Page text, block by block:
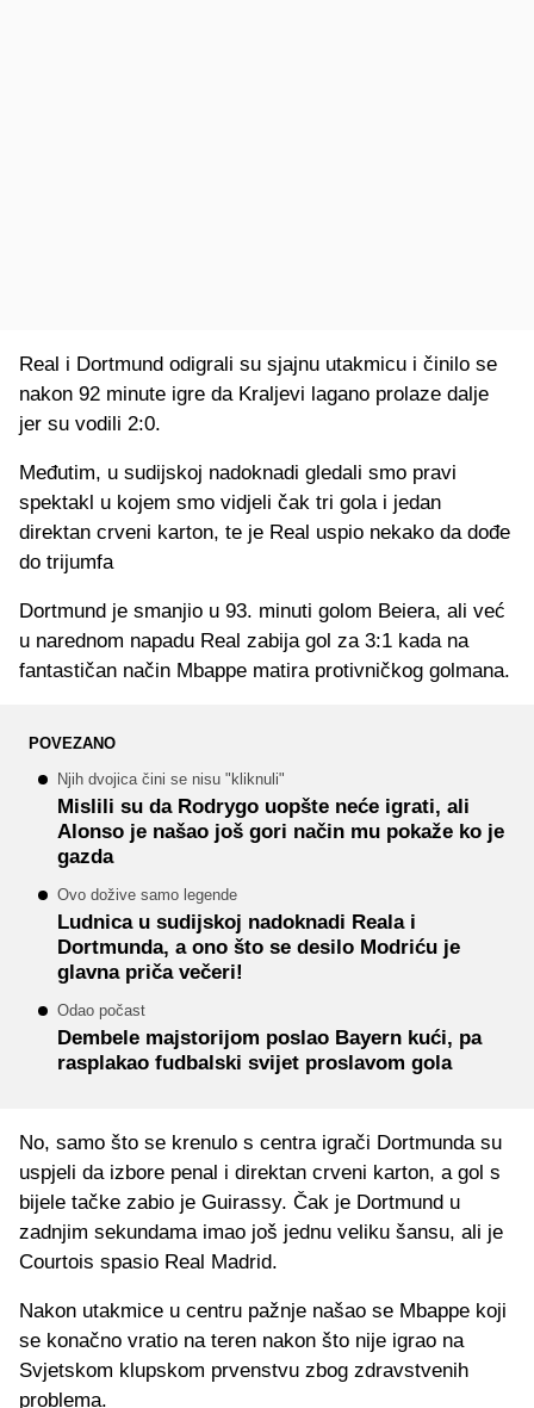
Real i Dortmund odigrali su sjajnu utakmicu i činilo se
nakon 92 minute igre da Kraljevi lagano prolaze dalje
jer su vodili 2:0.
Međutim, u sudijskoj nadoknadi gledali smo pravi
spektakl u kojem smo vidjeli čak tri gola i jedan
direktan crveni karton, te je Real uspio nekako da dođe
do trijumfa
Dortmund je smanjio u 93. minuti golom Beiera, ali već
u narednom napadu Real zabija gol za 3:1 kada na
fantastičan način Mbappe matira protivničkog golmana.
POVEZANO
Njih dvojica čini se nisu "kliknuli"
Mislili su da Rodrygo uopšte neće igrati, ali
Alonso je našao još gori način mu pokaže ko je
gazda
Ovo dožive samo legende
Ludnica u sudijskoj nadoknadi Reala i
Dortmunda, a ono što se desilo Modriću je
glavna priča večeri!
Odao počast
Dembele majstorijom poslao Bayern kući, pa
rasplakao fudbalski svijet proslavom gola
No, samo što se krenulo s centra igrači Dortmunda su
uspjeli da izbore penal i direktan crveni karton, a gol s
bijele tačke zabio je Guirassy. Čak je Dortmund u
zadnjim sekundama imao još jednu veliku šansu, ali je
Courtois spasio Real Madrid.
Nakon utakmice u centru pažnje našao se Mbappe koji
se konačno vratio na teren nakon što nije igrao na
Svjetskom klupskom prvenstvu zbog zdravstvenih
problema.